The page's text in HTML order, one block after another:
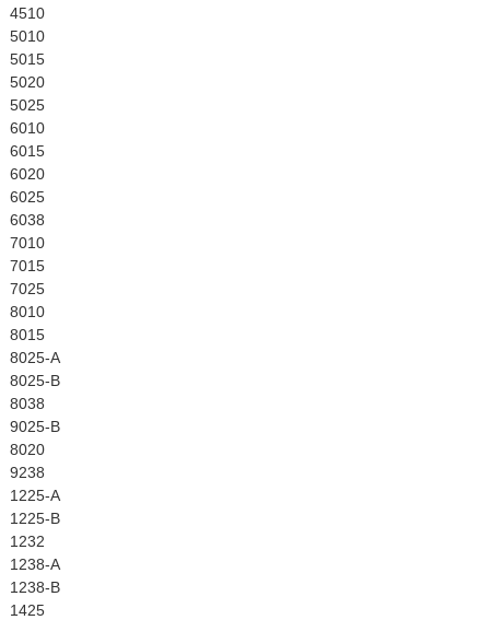
4510
5010
5015
5020
5025
6010
6015
6020
6025
6038
7010
7015
7025
8010
8015
8025-A
8025-B
8038
9025-B
8020
9238
1225-A
1225-B
1232
1238-A
1238-B
1425